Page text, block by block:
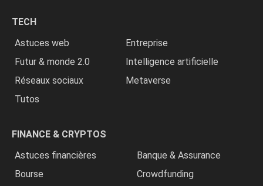
TECH
Astuces web
Entreprise
Futur & monde 2.0
Intelligence artificielle
Réseaux sociaux
Metaverse
Tutos
FINANCE & CRYPTOS
Astuces financières
Banque & Assurance
Bourse
Crowdfunding